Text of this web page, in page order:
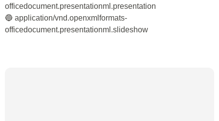
officedocument.presentationml.presentation
🔵 application/vnd.openxmlformats-
officedocument.presentationml.slideshow